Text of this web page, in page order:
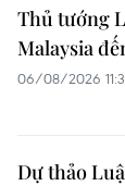
Thủ tướng
Malaysia
06/08/2026
Dự thảo